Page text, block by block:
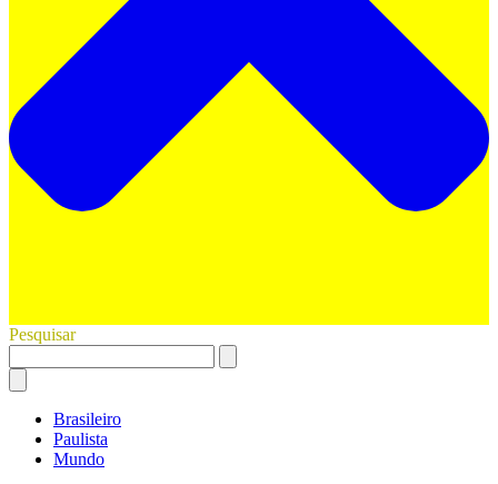
Pesquisar
Brasileiro
Paulista
Mundo